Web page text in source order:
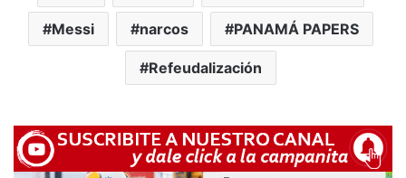
Messi narcos PANAMÁ PAPERS
Refeudalización